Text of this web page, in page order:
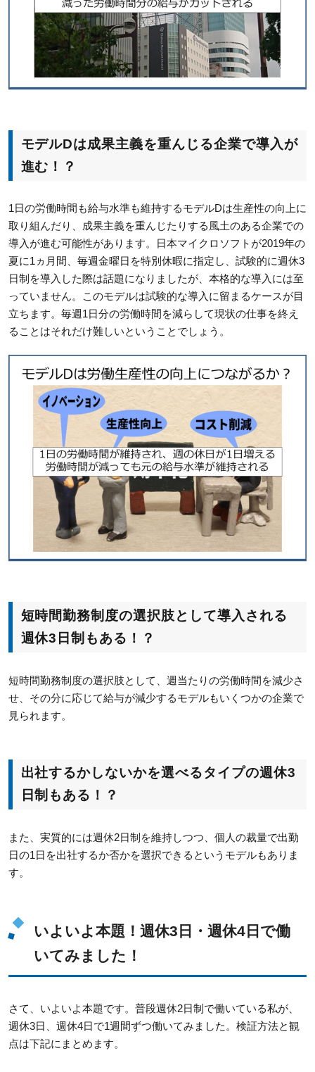
モデルDは成果主義を重んじる企業で導入が
進む！？
1日の労働時間も給与水準も維持するモデルDは生産性の向上に
取り組んだり、成果主義を重んじたりする風土のある企業での
導入が進む可能性があります。日本マイクロソフトが2019年の
夏に1ヵ月間、毎週金曜日を特別休暇に指定し、試験的に週休3
日制を導入した際は話題になりましたが、本格的な導入には至
っていません。このモデルは試験的な導入に留まるケースが目
立ちます。毎週1日分の労働時間を減らして現状の仕事を終え
ることはそれだけ難しいということでしょう。
短時間勤務制度の選択肢として導入される
週休3日制もある！？
短時間勤務制度の選択肢として、週当たりの労働時間を減少さ
せ、その分に応じて給与が減少するモデルもいくつかの企業で
見られます。
出社するかしないかを選べるタイプの週休3
日制もある！？
また、実質的には週休2日制を維持しつつ、個人の裁量で出勤
日の1日を出社するか否かを選択できるというモデルもありま
す。
いよいよ本題！週休3日・週休4日で働
いてみました！
さて、いよいよ本題です。普段週休2日制で働いている私が、
週休3日、週休4日で1週間ずつ働いてみました。検証方法と観
点は下記にまとめます。